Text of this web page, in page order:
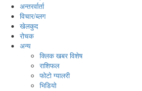
अन्तरर्वार्ता
विचार/ब्लग
खेलकुद
रोचक
अन्य
क्लिक खबर विशेष
राशिफल
फोटो ग्यालरी
भिडियो